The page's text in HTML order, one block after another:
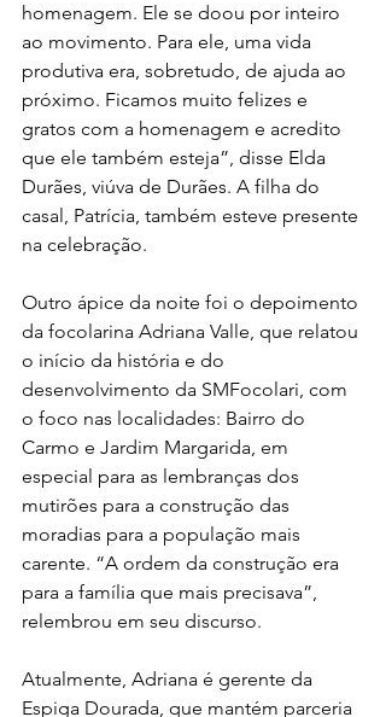
homenagem. Ele se doou por inteiro
ao movimento. Para ele, uma vida
produtiva era, sobretudo, de ajuda ao
próximo. Ficamos muito felizes e
gratos com a homenagem e acredito
que ele também esteja”, disse Elda
Durães, viúva de Durães. A filha do
casal, Patrícia, também esteve presente
na celebração.
Outro ápice da noite foi o depoimento
da focolarina Adriana Valle, que relatou
o início da história e do
desenvolvimento da SMFocolari, com
o foco nas localidades: Bairro do
Carmo e Jardim Margarida, em
especial para as lembranças dos
mutirões para a construção das
moradias para a população mais
carente. “A ordem da construção era
para a família que mais precisava”,
relembrou em seu discurso.
Atualmente, Adriana é gerente da
Espiga Dourada, que mantém parceria